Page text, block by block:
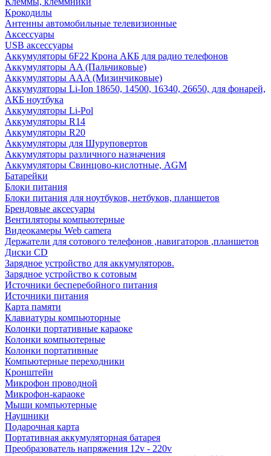
Крокодилы
Антенны автомобильные телевизионные
Аксессуары
USB аксессуары
Аккумуляторы 6F22 Крона АКБ для радио телефонов
Аккумуляторы AA (Пальчиковые)
Аккумуляторы AAA (Мизинчиковые)
Аккумуляторы Li-Ion 18650, 14500, 16340, 26650, для фонарей,
АКБ ноутбука
Аккумуляторы Li-Pol
Аккумуляторы R14
Аккумуляторы R20
Аккумуляторы для Шуруповертов
Аккумуляторы различного назначения
Аккумуляторы Свинцово-кислотные, AGM
Батарейки
Блоки питания
Блоки питания для ноутбуков, нетбуков, планшетов
Брендовые аксесуары
Вентиляторы компьютерные
Видеокамеры Web camera
Держатели для сотового телефонов ,навигаторов ,планшетов
Диски CD
Зарядное устройство для аккумуляторов.
Зарядное устройство к сотовым
Источники бесперебойного питания
Источники питания
Карта памяти
Клавиатуры компьюторные
Колонки портативные караоке
Колонки компьютерные
Колонки портативные
Компьютерные переходники
Кронштейн
Микрофон проводной
Микрофон-караоке
Мыши компьютерные
Наушники
Подарочная карта
Портативная аккумуляторная батарея
Преобразователь напряжения 12v - 220v